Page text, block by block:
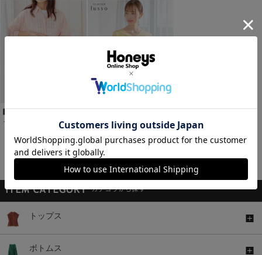
Ｔシャツ付シアーシャツ
￥2,980 税込
Ｖネックニット
￥2,480 税込
￥2,980
1～11件 (全11件)
トップス
ボトムス